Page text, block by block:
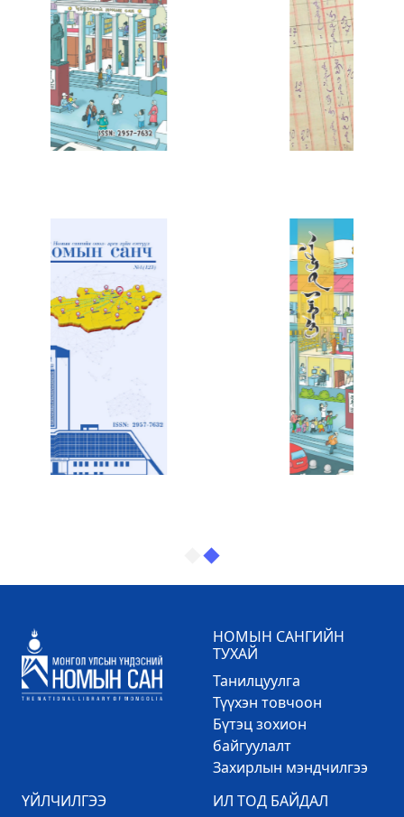
НОМЫН САНГИЙН
ТУХАЙ
Танилцуулга
Түүхэн товчоон
Бүтэц зохион
байгуулалт
Захирлын мэндчилгээ
ҮЙЛЧИЛГЭЭ
ИЛ ТОД БАЙДАЛ